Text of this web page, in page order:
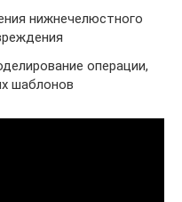
нижнечелюстного
операции,
шаблонов